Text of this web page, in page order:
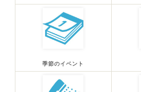
季節のイベント